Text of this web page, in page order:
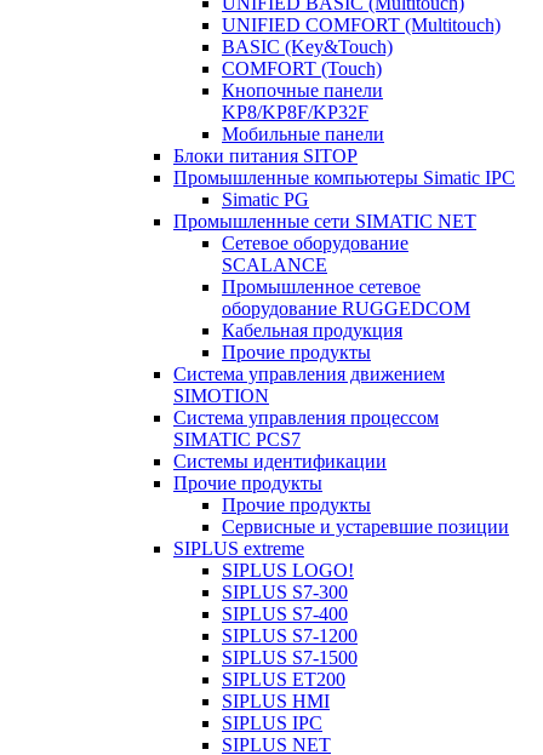
UNIFIED COMFORT (Multitouch)
BASIC (Key&Touch)
COMFORT (Touch)
Кнопочные панели
KP8/KP8F/KP32F
Мобильные панели
Блоки питания SITOP
Промышленные компьютеры Simatic IPC
Simatic PG
Промышленные сети SIMATIC NET
Сетевое оборудование
SCALANCE
Промышленное сетевое
оборудование RUGGEDCOM
Кабельная продукция
Прочие продукты
Система управления движением
SIMOTION
Система управления процессом
SIMATIC PCS7
Системы идентификации
Прочие продукты
Прочие продукты
Сервисные и устаревшие позиции
SIPLUS extreme
SIPLUS LOGO!
SIPLUS S7-300
SIPLUS S7-400
SIPLUS S7-1200
SIPLUS S7-1500
SIPLUS ET200
SIPLUS HMI
SIPLUS IPC
SIPLUS NET